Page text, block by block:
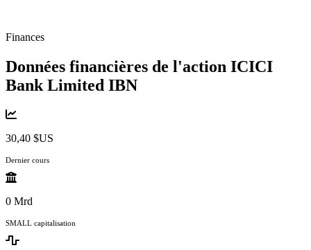
Finances
Données financières de l'action ICICI
Bank Limited IBN
30,40 $US
Dernier cours
0 Mrd
SMALL capitalisation